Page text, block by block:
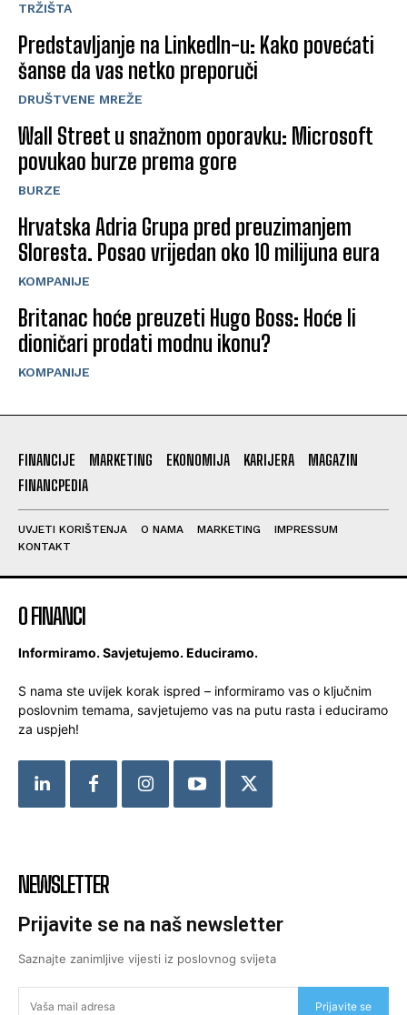
TRŽIŠTA
Predstavljanje na LinkedIn-u: Kako povećati
šanse da vas netko preporuči
DRUŠTVENE MREŽE
Wall Street u snažnom oporavku: Microsoft
povukao burze prema gore
BURZE
Hrvatska Adria Grupa pred preuzimanjem
Sloresta. Posao vrijedan oko 10 milijuna eura
KOMPANIJE
Britanac hoće preuzeti Hugo Boss: Hoće li
dioničari prodati modnu ikonu?
KOMPANIJE
FINANCIJE MARKETING EKONOMIJA KARIJERA
MAGAZIN
FINANCPEDIA
UVJETI KORIŠTENJA O NAMA MARKETING
IMPRESSUM
KONTAKT
O FINANCI
Informiramo. Savjetujemo. Educiramo.
S nama ste uvijek korak ispred – informiramo vas o ključnim
poslovnim temama, savjetujemo vas na putu rasta i educiramo
za uspjeh!
NEWSLETTER
Prijavite se na naš newsletter
Saznajte zanimljive vijesti iz poslovnog svijeta
Prijavite se